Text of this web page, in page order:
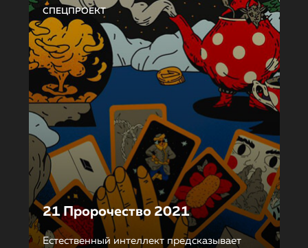
СПЕЦПРОЕКТ
21 Пророчество 2021
Естественный интеллект предсказывает